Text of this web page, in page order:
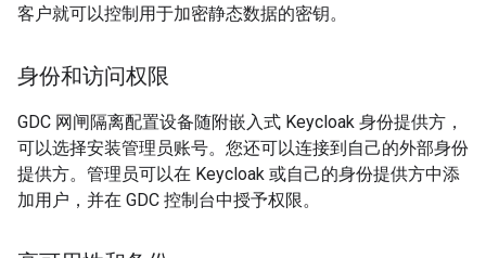
客户就可以控制用于加密静态数据的密钥。
身份和访问权限
GDC 网闸隔离配置设备随附嵌入式 Keycloak 身份提供方，
可以选择安装管理员账号。您还可以连接到自己的外部身份
提供方。管理员可以在 Keycloak 或自己的身份提供方中添
加用户，并在 GDC 控制台中授予权限。